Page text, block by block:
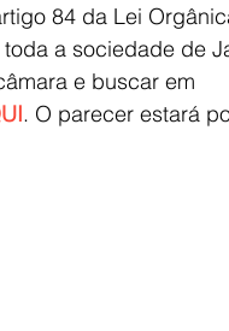
84 da Lei
toda a sociedade de
e buscar em
. O parecer estará